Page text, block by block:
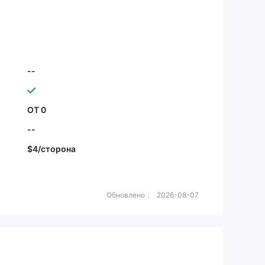
--
ОТ 0
--
$4/сторона
Обновлено： 2026-08-07